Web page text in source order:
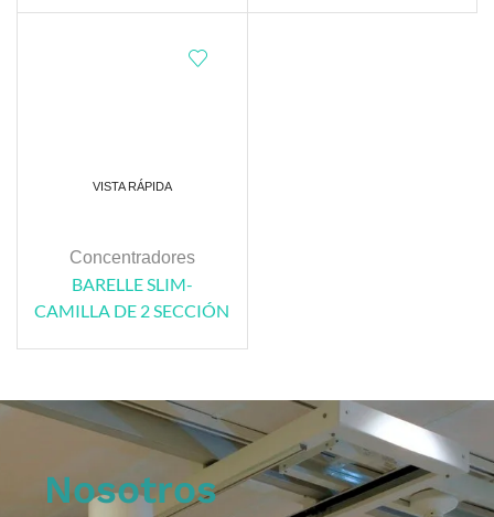
VISTA RÁPIDA
Concentradores
BARELLE SLIM-
CAMILLA DE 2 SECCIÓN
Nosotros